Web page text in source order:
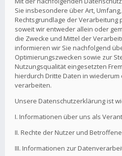
Sie insbesondere über Art,
Rechtsgrundlage der
soweit wir entweder allein oder
die Zwecke und Mittel der
informieren wir Sie nachfolgend
Optimierungszwecken sowie zur
Nutzungsqualität eingesetzten
hierdurch Dritte Daten in
verarbeiten.
Unsere Datenschutzerklärung ist
I. Informationen über uns als
II. Rechte der Nutzer und
III. Informationen zur